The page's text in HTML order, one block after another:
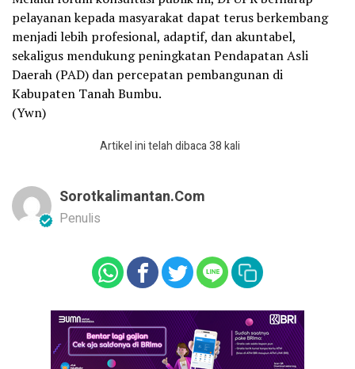
pelayanan kepada masyarakat dapat terus berkembang
menjadi lebih profesional, adaptif, dan akuntabel,
sekaligus mendukung peningkatan Pendapatan Asli
Daerah (PAD) dan percepatan pembangunan di
Kabupaten Tanah Bumbu.
(Ywn)
Artikel ini telah dibaca 38 kali
Sorotkalimantan.com
Penulis